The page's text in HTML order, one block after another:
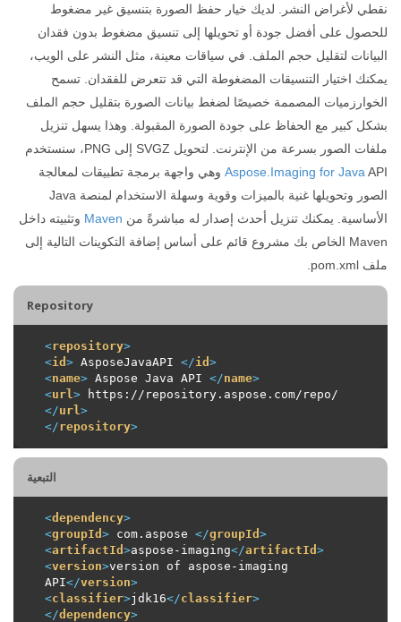
نقطي لأغراض النشر. لديك خيار حفظ الصورة بتنسيق غير مضغوط
للحصول على أفضل جودة أو تحويلها إلى تنسيق مضغوط بدون فقدان
البيانات لتقليل حجم الملف. في سياقات معينة، مثل النشر على الويب،
يمكنك اختيار التنسيقات المضغوطة التي قد تتعرض للفقدان. تسمح
الخوارزميات المصممة خصيصًا لضغط بيانات الصورة بتقليل حجم الملف
بشكل كبير مع الحفاظ على جودة الصورة المقبولة. وهذا يسهل تنزيل
ملفات الصور بسرعة من الإنترنت. لتحويل SVGZ إلى PNG، سنستخدم
Aspose.Imaging for Java API وهي واجهة برمجة تطبيقات لمعالجة
الصور وتحويلها غنية بالميزات وقوية وسهلة الاستخدام لمنصة Java
الأساسية. يمكنك تنزيل أحدث إصدار له مباشرةً من Maven وتثبيته داخل
Maven الخاص بك مشروع قائم على أساس إضافة التكوينات التالية إلى
ملف pom.xml.
Repository
<repository>
<id > AsposeJavaAPI </id >
<name> Aspose Java API </name>
<url >
</url >
</repository>
التبعية
<dependency>
<groupId > com.aspose </groupId >
<artifactId >aspose-imaging</artifactId >
<version>version of aspose-imaging
API</version>
<classifier>jdk16</classifier>
</dependency>